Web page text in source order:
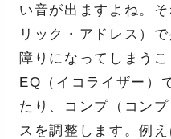
い音が出ますよね。
リック・アドレス）
障りになってしまう
EQ（イコライザー）
たり、コンプ（コン
スを調整します。例